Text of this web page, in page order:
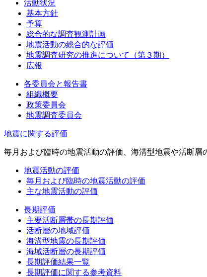
活動状況
基本方針
予算
総合的な調査観測計画
地震活動の総合的な評価
地震調査研究の推進について（第３期）
広報
各委員会と報告書
組織概要
政策委員会
地震調査委員会
地震に関する評価
毎月および臨時の地震活動の評価、海溝型地震や活断層
地震活動の評価
毎月および臨時の地震活動の評価
主な地震活動の評価
長期評価
主要活断層帯の長期評価
活断層の地域評価
海溝型地震の長期評価
海域活断層の長期評価
長期評価結果一覧
長期評価に関する参考資料